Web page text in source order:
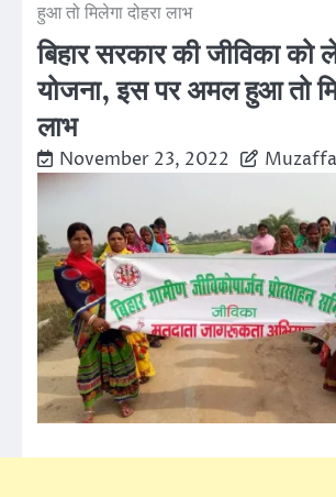
हुआ तो मिलेगा दोहरा लाभ
बिहार सरकार की जीविका
योजना, इस पर अमल हुआ तो
लाभ
November 23, 2022